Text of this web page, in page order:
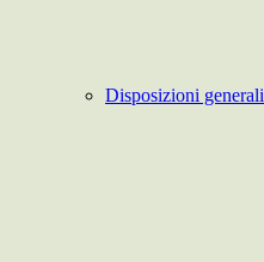
Disposizioni generali